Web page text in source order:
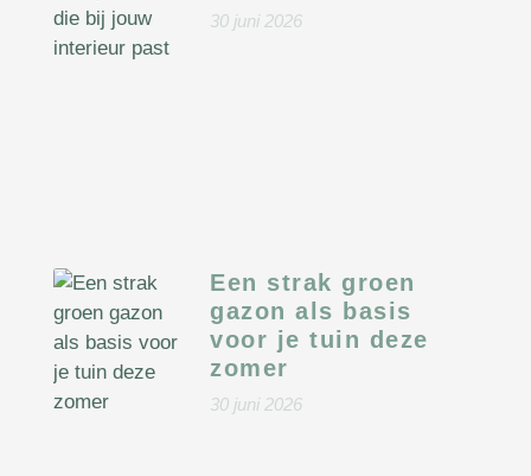
30 juni 2026
Een strak groen
gazon als basis
voor je tuin deze
zomer
30 juni 2026